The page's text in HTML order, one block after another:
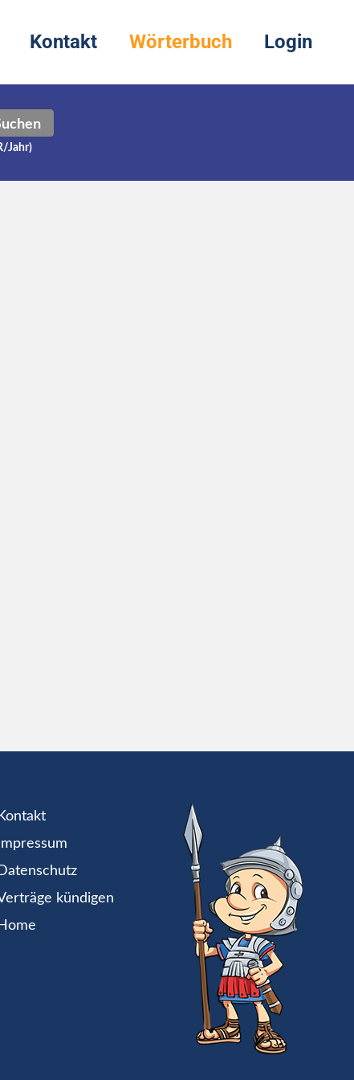
Kontakt Wörterbuch Login
Jahr)
Kontakt
Impressum
Datenschutz
kündigen
Home